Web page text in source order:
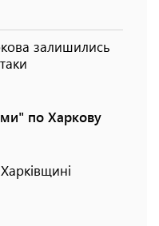
залишились
по Харкову